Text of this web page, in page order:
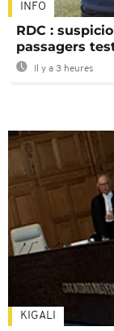
INFO
RDC :
passagers
Il y a 3 heures
KIGALI